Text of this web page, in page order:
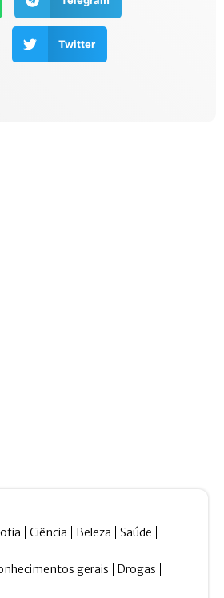
Twitter
Ciência Beleza Saúde
gerais Drogas